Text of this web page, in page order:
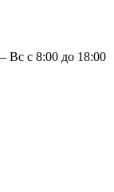
Вс с 8:00 до 18:00